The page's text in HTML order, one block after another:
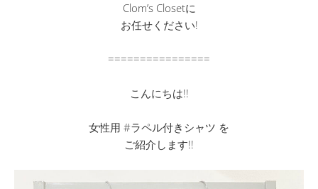
Clom’s Closetに
お任せください!
================
こんにちは!!
女性用 #ラペル付きシャツ を
ご紹介します!!